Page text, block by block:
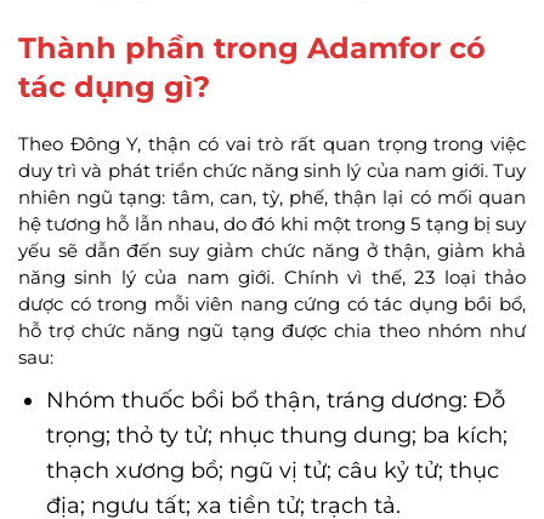
Thành phần trong Adamfor có
tác dụng gì?
Theo Đông Y, thận có vai trò rất quan trọng trong việc
duy trì và phát triển chức năng sinh lý của nam giới. Tuy
nhiên ngũ tạng: tâm, can, tỳ, phế, thận lại có mối quan
hệ tương hỗ lẫn nhau, do đó khi một trong 5 tạng bị suy
yếu sẽ dẫn đến suy giảm chức năng ở thận, giảm khả
năng sinh lý của nam giới. Chính vì thế, 23 loại thảo
dược có trong mỗi viên nang cứng có tác dụng bồi bổ,
hỗ trợ chức năng ngũ tạng được chia theo nhóm như
sau:
Nhóm thuốc bồi bổ thận, tráng dương: Đỗ
trọng; thỏ ty tử; nhục thung dung; ba kích;
thạch xương bồ; ngũ vị tử; câu kỷ tử; thục
địa; ngưu tất; xa tiền tử; trạch tả.